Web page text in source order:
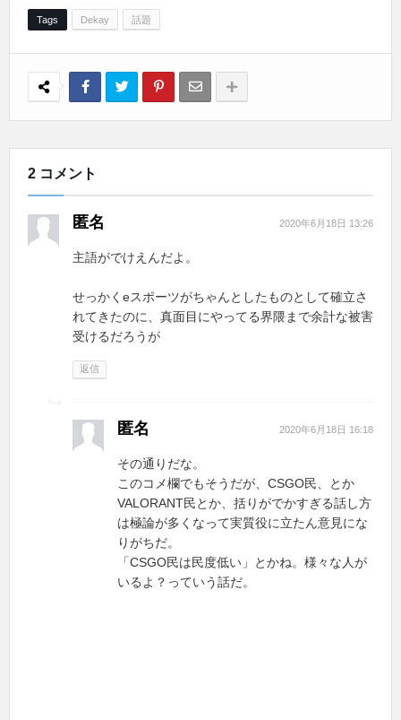
Tags Dekay 話題
2 コメント
匿名 2020年6月18日 13:26
主語がでけえんだよ。
せっかくeスポーツがちゃんとしたものとして確立さ
れてきたのに、真面目にやってる界隈まで余計な被害
受けるだろうが
返信
匿名 2020年6月18日 16:18
その通りだな。
このコメ欄でもそうだが、CSGO民、とか
VALORANT民とか、括りがでかすぎる話し方
は極論が多くなって実質役に立たん意見にな
りがちだ。
「CSGO民は民度低い」とかね。様々な人が
いるよ？っていう話だ。